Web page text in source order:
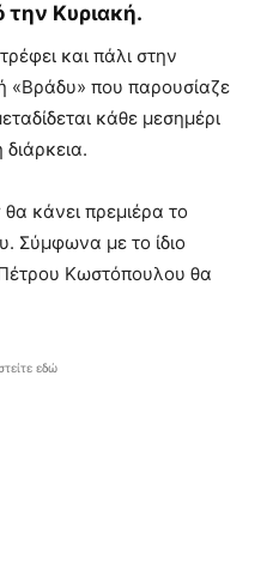
την Κυριακή.
και πάλι στην
«Βράδυ» που παρουσίαζε
κάθε μεσημέρι
διάρκεια.
κάνει πρεμιέρα το
Σύμφωνα με το ίδιο
Κωστόπουλου θα
εδώ